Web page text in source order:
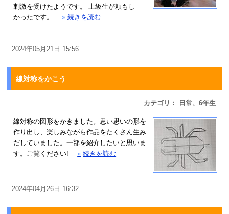
刺激を受けたようです。 上級生が頼もし
かったです。
» 続きを読む
2024年05月21日 15:56
線対称をかこう
カテゴリ： 日常、6年生
線対称の図形をかきました。思い思いの形を
作り出し、楽しみながら作品をたくさん生み
だしていました。一部を紹介したいと思いま
す。ご覧ください!
» 続きを読む
2024年04月26日 16:32